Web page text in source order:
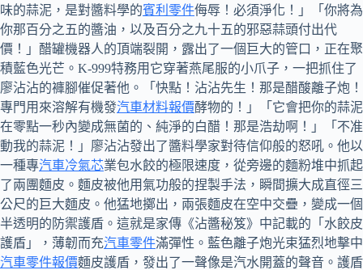
味的蒜泥，是對醬料學的賓利零件侮辱！必須淨化！」「你將為
你那百分之五的醬油，以及百分之九十五的邪惡蒜頭付出代
價！」醋罐機器人的頂端裂開，露出了一個巨大的管口，正在聚
積藍色光芒。K-999特務用它穿著燕尾服的小爪子，一把抓住了
廖沾沾的褲腳催促著他。「快點！沾沾先生！那是醋酸離子炮！
專門用來溶解有機發汽車材料報價酵物的！」「它會把你的蒜泥
在零點一秒內變成無菌的、純淨的白醋！那是浩劫啊！」「不准
動我的蒜泥！」廖沾沾發出了醬料學家對待信仰般的怒吼。他以
一種專汽車冷氣芯業包水餃的極限速度，從旁邊的麵粉堆中抓起
了兩團麵皮。麵皮被他用氣功般的捏製手法，瞬間擴大成直徑三
公尺的巨大麵皮。他猛地擲出，兩張麵皮在空中交疊，變成一個
半透明的防禦護盾。這就是家傳《沾醬秘笈》中記載的「水餃皮
護盾」，薄韌而充汽車零件滿彈性。藍色離子炮光束猛烈地擊中
汽車零件報價麵皮護盾，發出了一聲像是汽水開蓋的聲音。護盾